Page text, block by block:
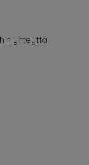
yhteyttä